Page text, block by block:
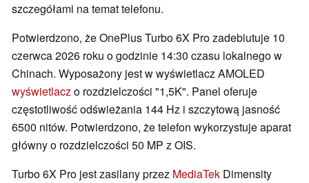
szczegółami na temat telefonu.
Potwierdzono, że OnePlus Turbo 6X Pro zadebiutuje 10
czerwca 2026 roku o godzinie 14:30 czasu lokalnego w
Chinach. Wyposażony jest w wyświetlacz AMOLED
wyświetlaczo rozdzielczości "1,5K". Panel oferuje
częstotliwość odświeżania 144 Hz i szczytową jasność
6500 nitów. Potwierdzono, że telefon wykorzystuje aparat
główny o rozdzielczości 50 MP z OIS.
Turbo 6X Pro jest zasilany przez MediaTek Dimensity